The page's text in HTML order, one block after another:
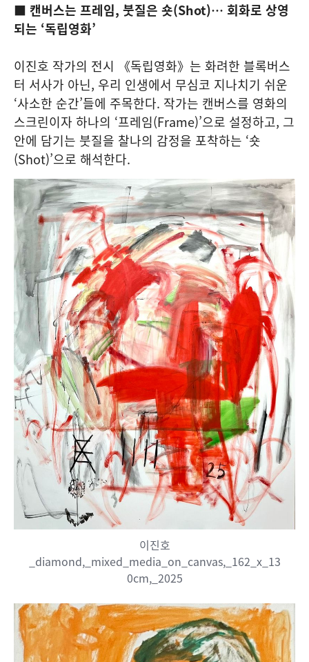
■ 캔버스는 프레임, 붓질은 숏(Shot)… 회화로 상영
되는 ‘독립영화’
이진호 작가의 전시 《독립영화》는 화려한 블록버스
터 서사가 아닌, 우리 인생에서 무심코 지나치기 쉬운
‘사소한 순간’들에 주목한다. 작가는 캔버스를 영화의
스크린이자 하나의 ‘프레임(Frame)’으로 설정하고, 그
안에 담기는 붓질을 찰나의 감정을 포착하는 ‘숏
(Shot)’으로 해석한다.
이진호
_diamond,_mixed_media_on_canvas,_162_x_13
0cm,_2025